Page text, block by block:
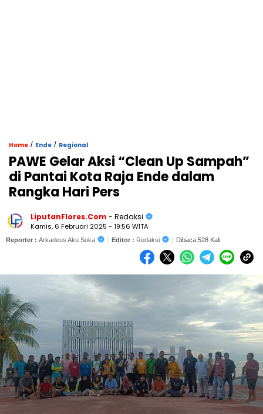
Home / Ende / Regional
PAWE Gelar Aksi “Clean Up Sampah”
di Pantai Kota Raja Ende dalam
Rangka Hari Pers
LiputanFlores.Com - Redaksi
Kamis, 6 Februari 2025 - 19:56 WITA
Reporter : Arkadeus Aku Suka Editor : Redaksi Dibaca 528 Kali